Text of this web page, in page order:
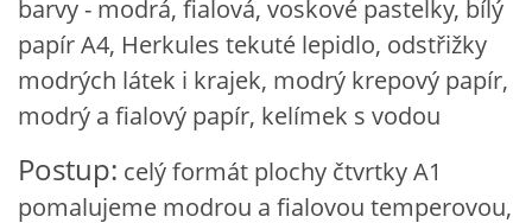
VZDĚLÁVACÍ BLOK PROSINEC
VZDĚLÁVACÍ BLOK LEDEN
VZDĚLÁVACÍ BLOK ÚNOR
barvy - modrá, fialová, voskové pastelky, bílý
papír A4, Herkules tekuté lepidlo, odstřižky
modrých látek i krajek, modrý krepový papír,
modrý a fialový papír, kelímek s vodou
Postup: celý formát plochy čtvrtky A1
pomalujeme modrou a fialovou temperovou,